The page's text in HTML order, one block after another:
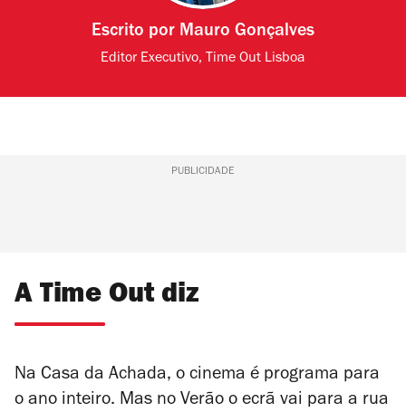
Escrito por Mauro Gonçalves
Editor Executivo, Time Out Lisboa
PUBLICIDADE
A Time Out diz
Na Casa da Achada, o cinema é programa para
o ano inteiro. Mas no Verão o ecrã vai para a rua